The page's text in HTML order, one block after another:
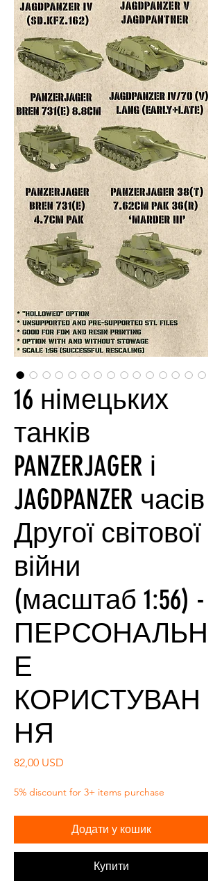
16 німецьких
танків
PANZERJAGER і
JAGDPANZER часів
Другої світової
війни
(масштаб 1:56) -
ПЕРСОНАЛЬН
Е
КОРИСТУВАН
НЯ
82,00 USD
5% discount for 3+ items purchase
Додати у кошик
Купити